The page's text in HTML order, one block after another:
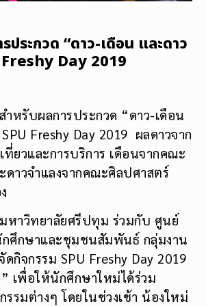
ระกวด “ดาว-เดือน และดาว
Freshy Day 2019
หรับผลการประกวด “ดาว-เดือน
Freshy Day 2019 ผลดาวจาก
ที่ยวและการบริการ เดือนจากคณะ
ดาวจำแลงจากคณะศิลปศาสตร์
หาวิทยาลัยศรีปทุม ร่วมกับ ศูนย์
ศึกษาและชุมชนสัมพันธ์ กลุ่มงาน
กิจกรรม SPU Freshy Day 2019
เพื่อให้นักศึกษาใหม่ได้ร่วม
รมต่างๆ โดยในช่วงเช้า น้องใหม่